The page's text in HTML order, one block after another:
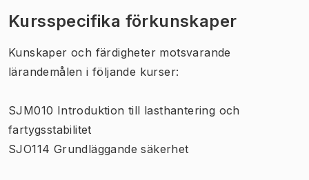
Kursspecifika förkunskaper
Kunskaper och färdigheter motsvarande
lärandemålen i följande kurser:
SJM010 Introduktion till lasthantering och
fartygsstabilitet
SJO114 Grundläggande säkerhet